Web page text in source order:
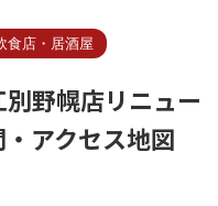
食店・居酒屋
野幌店リニュー
アクセス地図